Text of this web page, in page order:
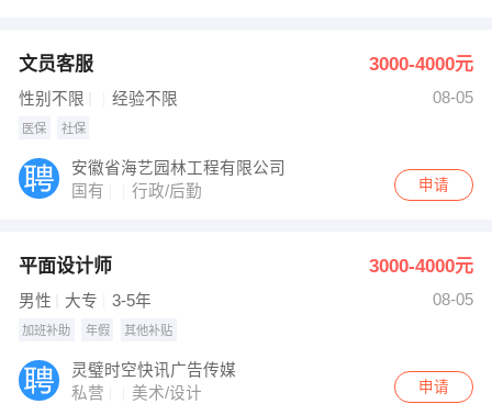
文员客服 3000-4000元
性别不限 经验不限 08-05
医保 社保
安徽省海艺园林工程有限公司
国有
行政/后勤 申请
平面设计师 3000-4000元
男性 大专 3-5年 08-05
加班补助 年假 其他补贴
灵璧时空快讯广告传媒
私营
美术/设计 申请